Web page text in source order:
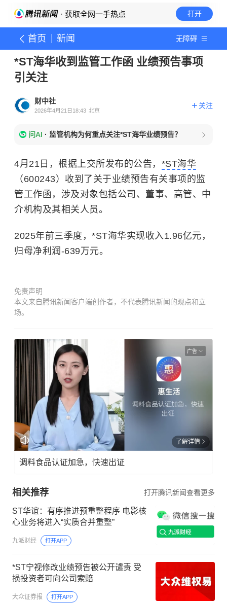
· 获取全网一手热点 打开
首页 新闻 无障碍
*ST海华收到监管工作函 业绩预告事项
引关注
财中社
2026年4月21日18:43 北京
关注
问AI · 监管机构为何重点关注*ST海华业绩预告？
4月21日，根据上交所发布的公告， *ST海华
（600243）收到了关于业绩预告有关事项的监
管工作函，涉及对象包括公司、董事、高管、中
介机构及其相关人员。
2025年前三季度，*ST海华实现收入1.96亿元，
归母净利润-639万元。
免责声明
本文来自腾讯新闻客户端创作者，不代表腾讯新闻的观点和立
场。
广告
了解详情
调料食品认证加急，快速出证
相关推荐 打开腾讯新闻查看更多
ST华谊：有序推进预重整程序 电影核
心业务将进入“实质合并重整”
九派财经 打开APP
*ST宁视修改业绩预告被公开谴责 受
损投资者可向公司索赔
大众证券报 打开APP